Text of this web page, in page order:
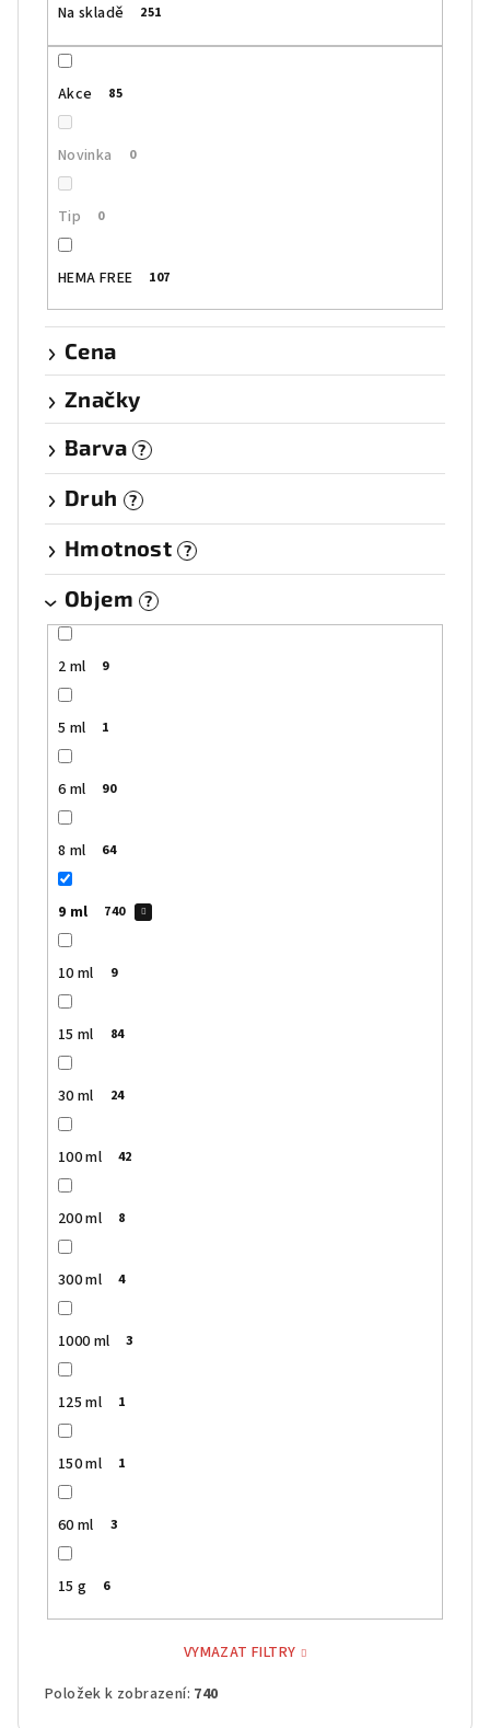
Na skladě 251
Akce 85
Novinka 0
Tip 0
HEMA FREE 107
Cena
Značky
Barva
?
Druh ?
Hmotnost ?
Objem ?
2 ml 9
5 ml 1
6 ml 90
8 ml 64
9 ml 740
10 ml 9
15 ml 84
30 ml 24
100 ml 42
200 ml 8
300 ml 4
1000 ml 3
125 ml 1
150 ml 1
60 ml 3
15 g 6
VYMAZAT FILTRY
Položek k zobrazení: 740